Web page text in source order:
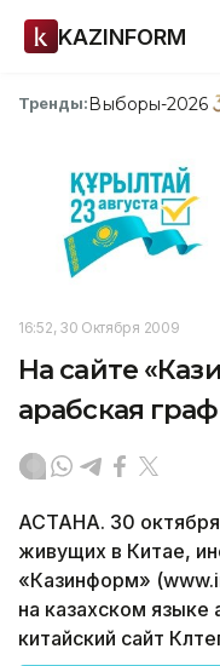
KAZINFORM
Тренды:Выборы-2026
16:52, 30 Октября 2009
На сайте
арабская
АСТАНА. 30
живущих в Китае,
«Казинформ»
на казахском
китайский сайт